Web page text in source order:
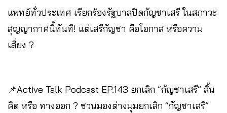
แพทย์ทั่วประเทศ เรียกร้องรัฐบาลปิดกัญชาเสรี ในสภาวะ
สุญญากาศนี้ทันที! แต่เสรีกัญชา คือโอกาส หรือความ
เสี่ยง ?
📌Active Talk Podcast EP.143 ยกเลิก “กัญชาเสรี” สิ้น
คิด หรือ ทางออก ? ชวนมองต่างมุมยกเลิก “กัญชาเสรี”